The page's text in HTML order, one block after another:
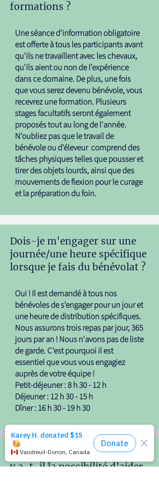
formations ?
Une séance d'information obligatoire
est offerte à tous les participants avant
qu'ils ne travaillent avec les chevaux,
qu'ils aient ou non de l'expérience
dans ce domaine. De plus, une fois
que vous serez devenu bénévole, vous
recevrez une formation. Plusieurs
stages facultatifs seront également
proposés tout au long de l'année.
N'oubliez pas que le travail de
bénévole ou d'éleveur comprend des
tâches physiques telles que pousser et
tirer des objets lourds, ainsi que des
mouvements de flexion pour le curage
et la préparation du foin.
Dois-je m'engager sur une
journée/une heure spécifique
lorsque je fais du bénévolat ?
Oui ! Il est demandé à tous nos
bénévoles de s'engager pour un jour et
une heure de distribution spécifiques.
Nous assurons trois repas par jour, 365
jours par an ! Nous n'avons pas de liste
de garde. C'est pourquoi il est
essentiel que vous vous engagiez
auprès de votre équipe !
Petit-déjeuner : 8 h 30 - 12 h
Déjeuner : 12 h 30 - 15 h
Dîner : 16 h 30 - 19 h 30
Si je ne peux pas m’engager,
y a-t-il la possibilité d’aider